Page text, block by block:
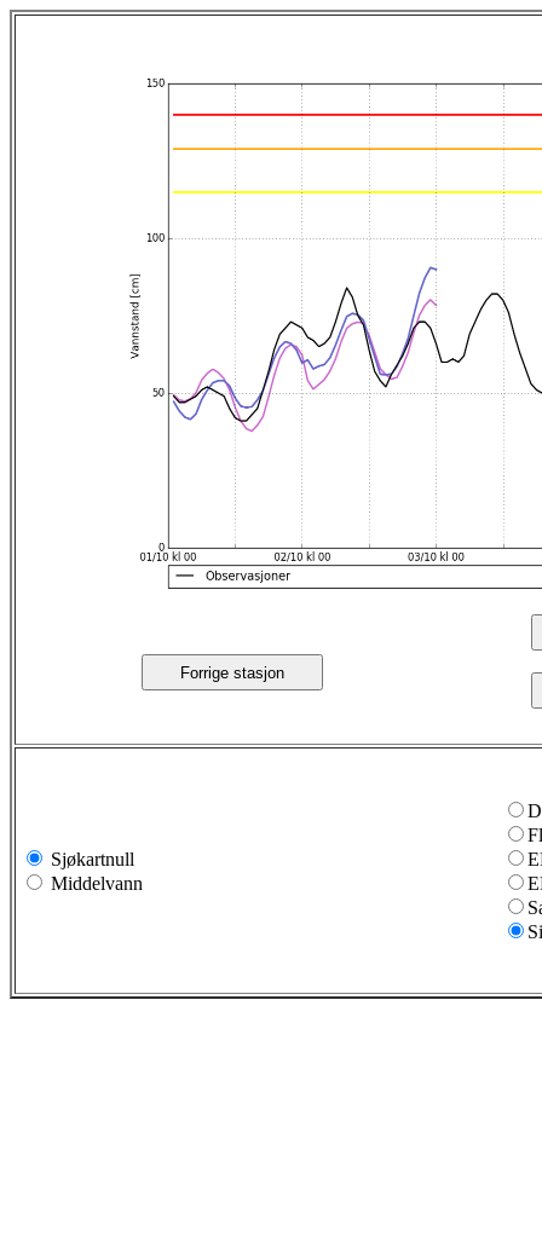
Forrige stasjon
Sjøkartnull
Middelvann